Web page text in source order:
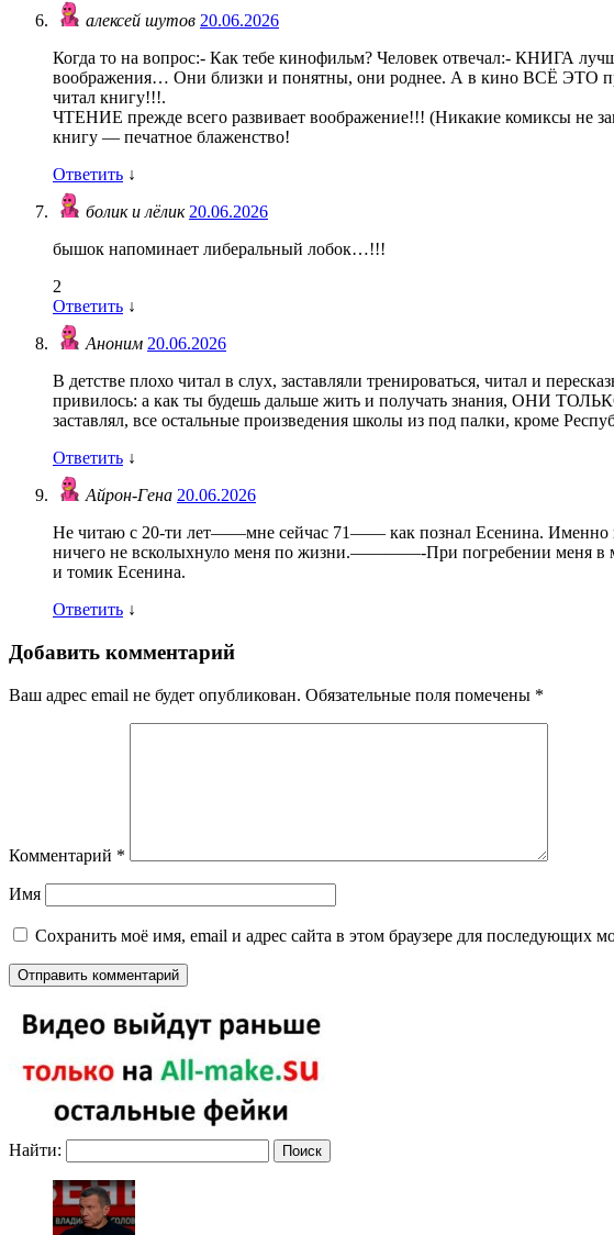
алексей шутов 20.06.2026
Когда то на вопрос:- Как тебе кинофильм? Человек отвечал:- КНИГА
воображения… Они близки и понятны, они роднее. А в кино ВСЁ ЭТО
читал книгу!!!.
ЧТЕНИЕ прежде всего развивает воображение!!! (Никакие комиксы не
книгу — печатное блаженство!
Ответить ↓
болик и лёлик20.06.2026
бышок напоминает либеральный лобок…!!!
2
Ответить ↓
Аноним 20.06.2026
В детстве плохо читал в слух, заставляли тренироваться, читал и
привилось: а как ты будешь дальше жить и получать знания, ОНИ
заставлял, все остальные произведения школы из под палки, кроме
Ответить ↓
Айрон-Гена 20.06.2026
Не читаю с 20-ти лет——мне сейчас 71—— как познал Есенина. Именно
ничего не всколыхнуло меня по жизни.————-При погребении меня
и томик Есенина.
Ответить ↓
Добавить комментарий
Ваш адрес email не будет опубликован. Обязательные поля помечены *
Комментарий *
Имя
Сохранить моё имя, email и адрес сайта в этом браузере для последующих
Найти: